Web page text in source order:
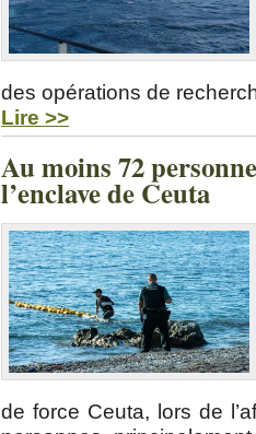
des opérations de
Lire >>
Au moins 72
l’enclave de Ceuta
de force Ceuta, lors de